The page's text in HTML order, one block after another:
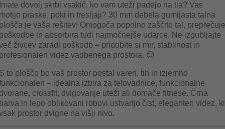
dovolj skrbi vsakič, ko vam uteži padejo na tla? Vas
praske, poki in tresljaji? 30 mm debela gumijasta talna
je vaša rešitev! Omogoča popolno zaščito tal, preprečuje
in absorbira tudi najmočnejše udarce. Ne izgubljajte
živcev zaradi poškodb – pridobite si mir, stabilnost in
videz vadbenega prostora. 😌
to ploščo bo vaš prostor postal varen, tih in izjemno
– idealna izbira za telovadnice, funkcionalne
crossfit, dvigovanje uteži ali domače fitnese. Črna
in lepo oblikovani robovi ustvarijo čist, eleganten videz, ki
prostor dvigne na višji nivo.